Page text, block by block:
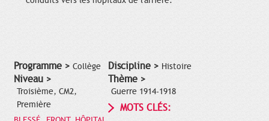
Programme > Collège
Niveau >
Troisième, CM2,
Première
Discipline > Histoire
Thème >
Guerre 1914-1918
MOTS CLÉS: